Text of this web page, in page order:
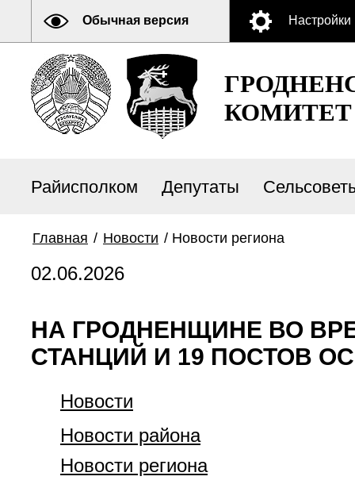
Обычная версия Настройки
КОМИТЕТ
Райисполком Депутаты
Главная / Новости / Новости региона
02.06.2026
НА ГРОДНЕНЩИНЕ ВО
СТАНЦИЙ И 19 ПОСТОВ
Новости
Новости района
Новости региона